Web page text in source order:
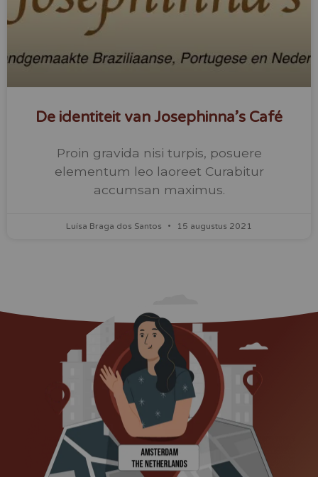
De identiteit van Josephinna’s Café
Proin gravida nisi turpis, posuere
elementum leo laoreet Curabitur
accumsan maximus.
Luísa Braga dos Santos 15 augustus 2021